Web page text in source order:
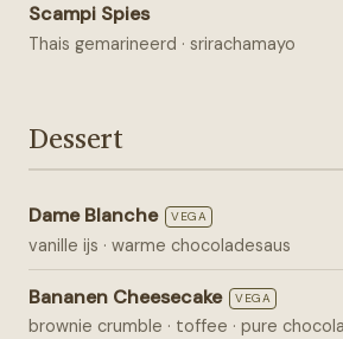
Scampi Spies
Thais gemarineerd · srirachamayo
Dessert
Dame Blanche VEGA
vanille ijs · warme chocoladesaus
Bananen Cheesecake VEGA
brownie crumble · toffee · pure